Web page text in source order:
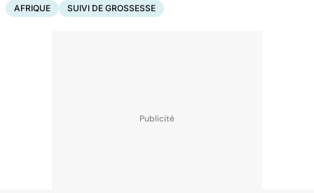
AFRIQUE SUIVI DE GROSSESSE